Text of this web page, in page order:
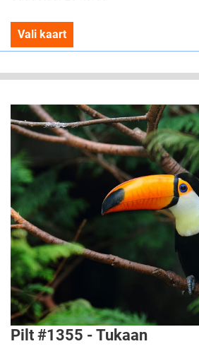
Vali kaart
Pilt #1355 - Tukaan